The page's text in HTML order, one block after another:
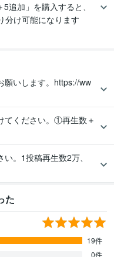
追加」を購入すると、
分け可能になります
願いします。https://ww
てください。①再生数＋
。1投稿再生数2万、
た
19件
0件